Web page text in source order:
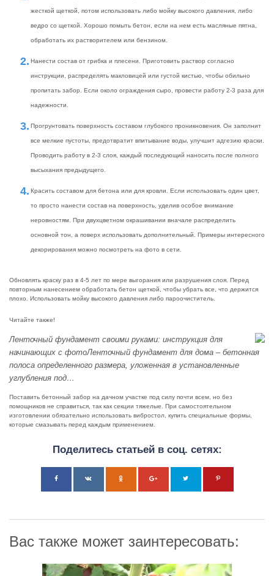
жесткой щеткой, потом использовать либо мойку высокого давления, либо
ведро со щеткой. Хорошо помыть бетон, если на нем есть масляные пятна,
обработать их растворителем или бензином.
Нанести состав от грибка и плесени. Приготовить раствор согласно
инструкции, распределять макловицей или густой кистью, чтобы обильно
пропитать забор. Если около ограждения сыро, провести работу 2-3 раза для
надежности.
Прогрунтовать поверхность составом глубокого проникновения. Он заполнит
все мелкие пустоты, предотвратит впитывание воды, улучшит адгезию краски.
Проводить работу в 2-3 слоя, каждый последующий наносить после полного
высыхания предыдущего.
Красить составом для бетона или для кровли. Если использовать один цвет,
то просто нанести состав на поверхность, уделив особое внимание
неровностям. При двухцветном окрашивании вначале распределить
основной тон, а поверх использовать дополнительный. Примеры интересного
декорирования можно посмотреть на фото в сети.
Обновлять краску раз в 4-5 лет по мере выгорания или разрушения слоя. Перед
повторным нанесением обработать бетон щеткой, чтобы убрать все, что держится
плохо. Использовать мойку высокого давления либо пароочиститель.
Читайте также!
Ленточный фундамент своими руками: инструкция для
начинающих с фотоЛенточный фундамент для дома – бетонная
полоса определенного размера, уложенная в установленные
углубления под…
Поставить бетонный забор на дачном участке под силу почти всем, но без
помощников не справиться, так как секции тяжелые. При самостоятельном
изготовлении обязательно использовать вибростол, купить специальные формы,
которые смазывать перед каждым применением.
Поделитесь статьей в соц. сетях:
Вас также может заинтересовать: